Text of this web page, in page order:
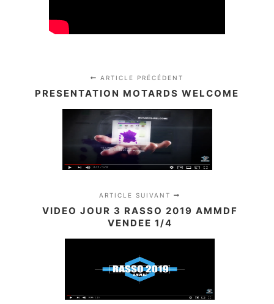
ARTICLE PRÉCÉDENT
PRESENTATION MOTARDS WELCOME
ARTICLE SUIVANT
VIDEO JOUR 3 RASSO 2019 AMMDF
VENDEE 1/4